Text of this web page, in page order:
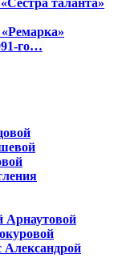
таланта»
го…
Арнаутовой
Александрой